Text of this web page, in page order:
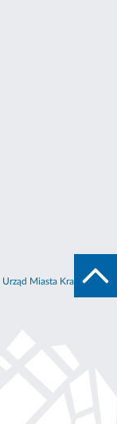
Urząd Miasta Krakowa